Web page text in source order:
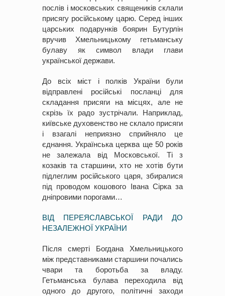
послів і московських священиків склали
присягу російському царю. Серед інших
царських подарунків боярин Бутурлін
вручив Хмельницькому гетьманську
булаву як символ влади глави
української держави.
До всіх міст і полків України були
відправлені російські посланці для
складання присяги на місцях, але не
скрізь їх радо зустрічали. Наприклад,
київське духовенство не склало присяги
і взагалі неприязно сприйняло це
єднання. Українська церква ще 50 років
не залежала від Московської. Ті з
козаків та старшини, хто не хотів бути
підлеглим російського царя, збиралися
під проводом кошового Івана Сірка за
дніпровими порогами…
ВІД ПЕРЕЯСЛАВСЬКОЇ РАДИ ДО
НЕЗАЛЕЖНОЇ УКРАЇНИ
Після смерті Богдана Хмельницького
між представниками старшини почались
чвари та боротьба за владу.
Гетьманська булава переходила від
одного до другого, політичні заходи